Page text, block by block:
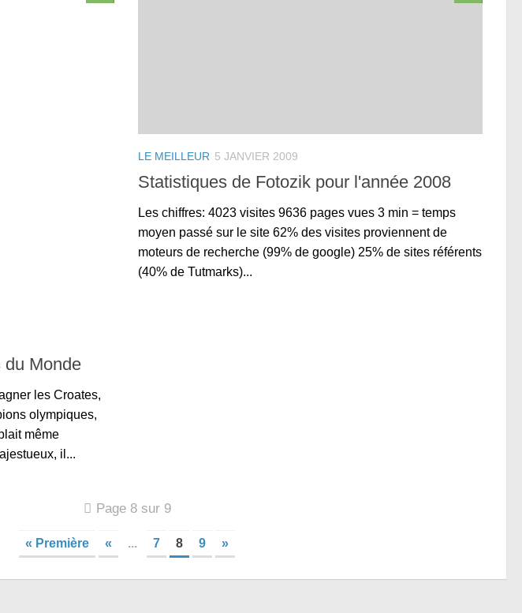
du Monde
les Croates,
olympiques,
même
il...
LE MEILLEUR 5 JANVIER 2009
Statistiques de Fotozik pour l'année 2008
Les chiffres: 4023 visites 9636 pages vues 3 min = temps
moyen passé sur le site 62% des visites proviennent de
moteurs de recherche (99% de google) 25% de sites référents
(40% de Tutmarks)...
Page 8 sur 9
« Première « ... 7 8 9 »